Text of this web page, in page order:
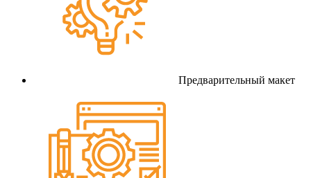
Предварительный макет